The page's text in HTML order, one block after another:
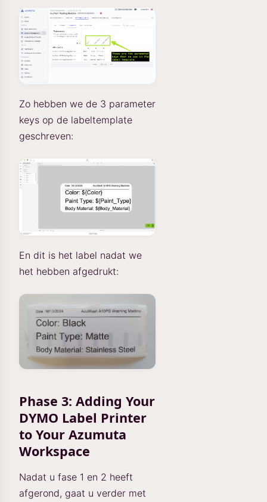
Zo hebben we de 3 parameter
keys op de labeltemplate
geschreven:
En dit is het label nadat we
het hebben afgedrukt:
Phase 3: Adding Your
DYMO Label Printer
to Your Azumuta
Workspace
Nadat u fase 1 en 2 heeft
afgerond, gaat u verder met